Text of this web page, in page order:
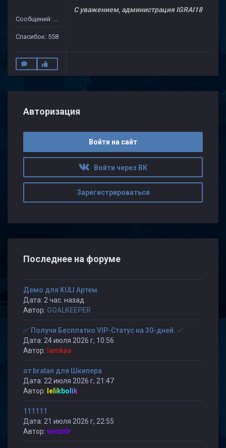
Сообщений: 1971
Спасибок: 558
С уважением, администрация IGRAI18
Авторизация
Войти на сайт
Войти через ВК
Зарегистрироваться
Последнее на форуме
Демо для KULI Артем
Дата: 2 час. назад
Автор: GOALKEEPER
✅ Получи Бесплатно VIP-Статус на 30-дней. ✅
Дата: 24 июля 2026 г, 10:56
Автор: lamkaa
от bratan для Шкипера
Дата: 22 июля 2026 г, 21:47
Автор: lelikbolik
111111
Дата: 21 июля 2026 г, 22:55
Автор: wintz0r